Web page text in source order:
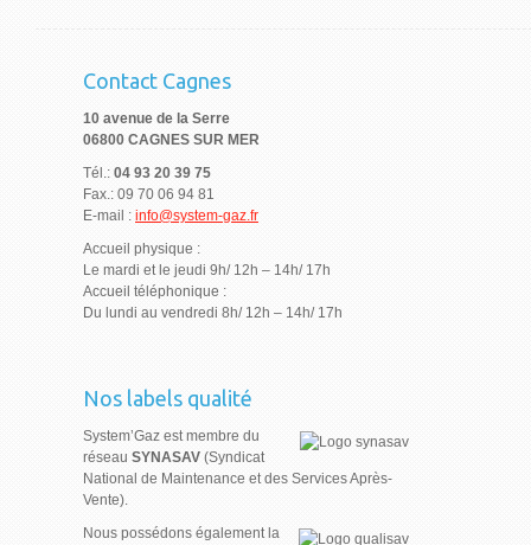
Contact Cagnes
10 avenue de la Serre
06800 CAGNES SUR MER
Tél.: 04 93 20 39 75
Fax.: 09 70 06 94 81
E-mail : info@system-gaz.fr
Accueil physique :
Le mardi et le jeudi 9h/ 12h – 14h/ 17h
Accueil téléphonique :
Du lundi au vendredi 8h/ 12h – 14h/ 17h
Nos labels qualité
System’Gaz est membre du
réseau SYNASAV (Syndicat
National de Maintenance et des Services Après-
Vente).
Nous possédons également la